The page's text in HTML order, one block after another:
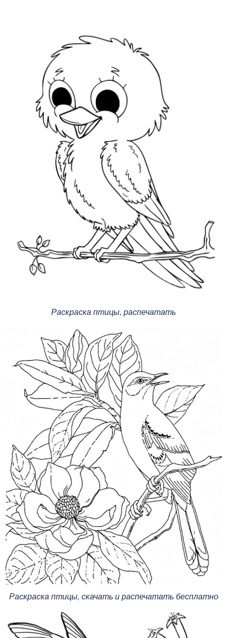
Раскраска птицы, распечатать
Раскраска птицы, скачать и распечатать бесплатно